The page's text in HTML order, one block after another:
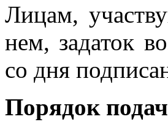
Лицам,
нем, задаток
со дня
Порядок